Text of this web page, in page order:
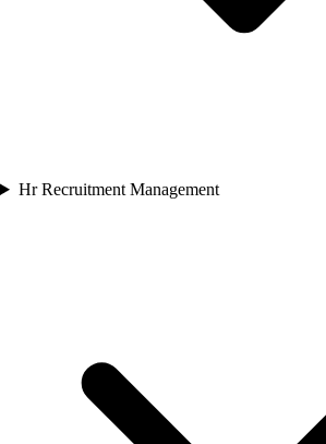
Hr Recruitment Management